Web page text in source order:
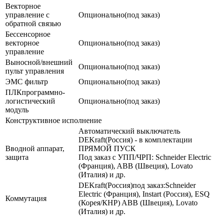
Векторное
управление с
обратной связью
Опционально(под заказ)
Бессенсорное
векторное
управление
Опционально(под заказ)
Выносной/внешний
пульт управления
Опционально(под заказ)
ЭМС фильтр
Опционально(под заказ)
ПЛКпрограммно-
логистический
модуль
Опционально(под заказ)
Конструктивное исполнение
Вводной аппарат,
защита
Автоматический выключатель
DEKraft(Россия) - в комплектации
ПРЯМОЙ ПУСК
Под заказ с УПП/ЧРП: Schneider Electric
(Франция), ABB (Швеция), Lovato
(Италия) и др.
Коммутация
DEKraft(Россия)под заказ:Schneider
Electric (Франция), Instart (Россия), ESQ
(Корея/КНР) ABB (Швеция), Lovato
(Италия) и др.